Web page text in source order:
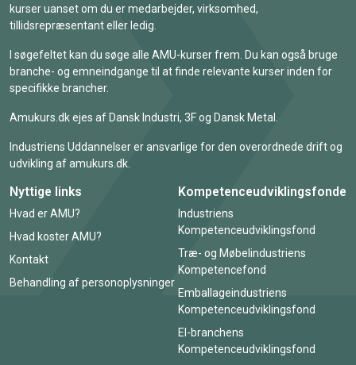
kurser uanset om du er medarbejder, virksomhed,
tillidsrepræsentant eller ledig.
I søgefeltet kan du søge alle AMU-kurser frem. Du kan også bruge
branche- og emneindgange til at finde relevante kurser inden for
specifikke brancher.
Amukurs.dk ejes af Dansk Industri, 3F og Dansk Metal.
Industriens Uddannelser er ansvarlige for den overordnede drift og
udvikling af amukurs.dk.
Nyttige links
Hvad er AMU?
Hvad koster AMU?
Kontakt
Behandling af personoplysninger
Kompetenceudviklingsfonde
Industriens
Kompetenceudviklingsfond
Træ- og Møbelindustriens
Kompetencefond
Emballageindustriens
Kompetenceudviklingsfond
El-branchens
Kompetenceudviklingsfond